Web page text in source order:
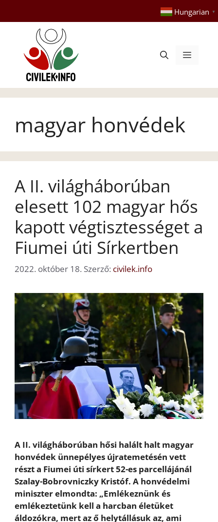
tartalomba
Hungarian ▼
Menü
magyar honvédek
A II. világháborúban
elesett 102 magyar hős
kapott végtisztességet a
Fiumei úti Sírkertben
2022. október 18. Szerző: civilek.info
A II. világháborúban hősi halált halt magyar
honvédek ünnepélyes újratemetésén vett
részt a Fiumei úti sírkert 52-es parcellájánál
Szalay-Bobrovniczky Kristóf. A honvédelmi
miniszter elmondta: „Emlékeznünk és
emlékeztetünk kell a harcban életüket
áldozókra, mert az ő helytállásuk az, ami